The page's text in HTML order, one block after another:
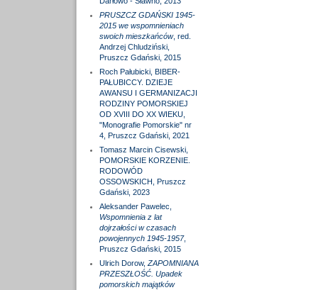
PRUSZCZ GDAŃSKI 1945-
2015 we wspomnieniach
swoich mieszkańców, red.
Andrzej Chludziński,
Pruszcz Gdański, 2015
Roch Pałubicki, BIBER-
PAŁUBICCY. DZIEJE
AWANSU I GERMANIZACJI
RODZINY POMORSKIEJ
OD XVIII DO XX WIEKU,
"Monografie Pomorskie" nr
4, Pruszcz Gdański, 2021
Tomasz Marcin Cisewski,
POMORSKIE KORZENIE.
RODOWÓD
OSSOWSKICH, Pruszcz
Gdański, 2023
Aleksander Pawelec,
Wspomnienia z lat
dojrzałości w czasach
powojennych 1945-1957,
Pruszcz Gdański, 2015
Ulrich Dorow, ZAPOMNIANA
PRZESZŁOŚĆ. Upadek
pomorskich majątków